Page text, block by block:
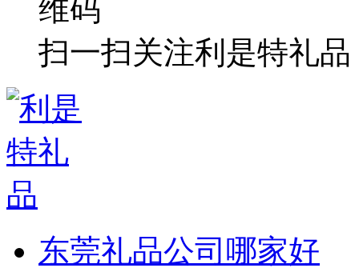
扫一扫关注利是特礼品
东莞礼品公司哪家好